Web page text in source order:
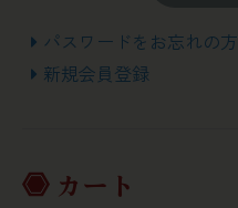
パスワードをお忘れの方
新規会員登録
カート